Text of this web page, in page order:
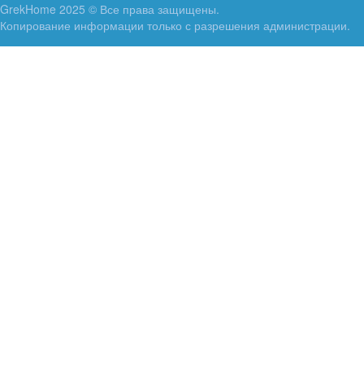
GrekHome 2025 © Все права защищены.
Копирование информации только с разрешения администрации.